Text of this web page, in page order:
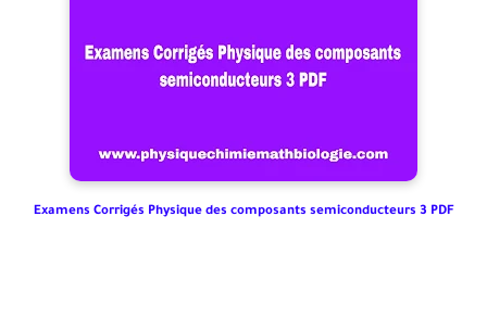
Examens Corrigés Physique des composants semiconducteurs 3 PDF